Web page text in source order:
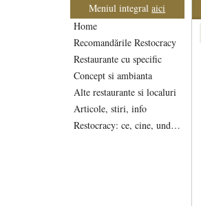
Meniul integralaici
Home
Recomandările Restocracy
Restaurante cu specific
Concept si ambianta
Alte restaurante si localuri
Articole, stiri, info
Restocracy: ce, cine, unde...